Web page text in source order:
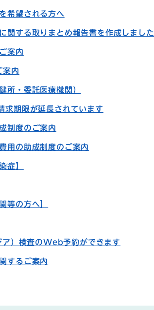
希望される方へ
関する取りまとめ報告書を作成しました
案内
案内
所・委託医療機関）
求期限が延長されています
制度のご案内
用の助成制度のご案内
症】
等の方へ】
）検査のWeb予約ができます
するご案内